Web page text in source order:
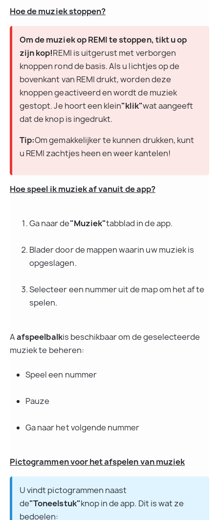
Hoe de muziek stoppen?
Om de muziek op REMI te stoppen, tikt u op
zijn kop!REMI is uitgerust met verborgen
knoppen rond de basis. Als u lichtjes op de
bovenkant van REMI drukt, worden deze
knoppen geactiveerd en wordt de muziek
gestopt. Je hoort een klein"klik"wat aangeeft
dat de knop is ingedrukt.
Tip:Om gemakkelijker te kunnen drukken, kunt
u REMI zachtjes heen en weer kantelen!
Hoe speel ik muziek af vanuit de app?
Ga naar de"Muziek"tabblad in de app.
Blader door de mappen waarin uw muziek is
opgeslagen.
Selecteer een nummer uit de map om het af te
spelen.
A afspeelbalkis beschikbaar om de geselecteerde
muziek te beheren:
Speel een nummer
Pauze
Ga naar het volgende nummer
Pictogrammen voor het afspelen van muziek
U vindt pictogrammen naast
de"Toneelstuk"knop in de app. Dit is wat ze
bedoelen: